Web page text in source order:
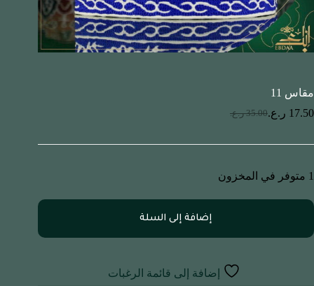
مقاس 11
35.00 ر.ع. 17.50 ر.ع.
1 متوفر في المخزون
إضافة إلى السلة
إضافة إلى قائمة الرغبات